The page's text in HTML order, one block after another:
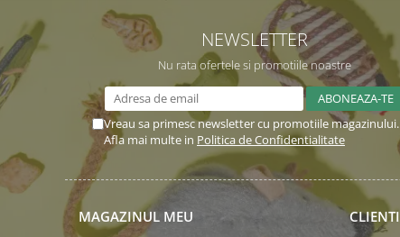
NEWSLETTER
Nu rata ofertele si promotiile noastre
Vreau sa primesc newsletter cu promotiile magazinului.
Afla mai multe in Politica de Confidentialitate
MAGAZINUL MEU CLIENTI